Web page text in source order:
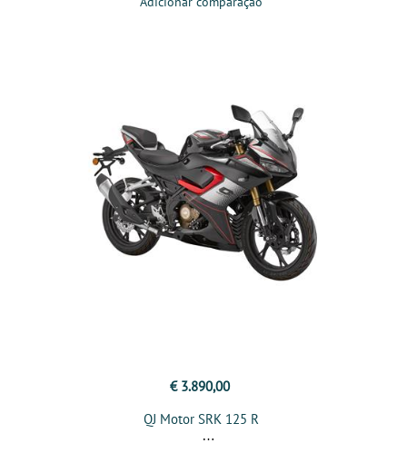
€ 3.890,00
QJ Motor SRK 125 R